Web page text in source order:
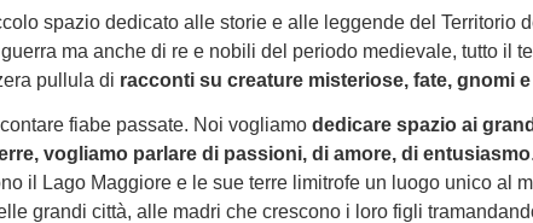
spazio dedicato alle storie e alle leggende del Territorio
ma anche di re e nobili del periodo medievale, tutto il
pullula di racconti su creature misteriose, fate, gnomi
fiabe passate. Noi vogliamo dedicare spazio ai
vogliamo parlare di passioni, di amore, di entusiasmo
il Lago Maggiore e le sue terre limitrofe un luogo unico al
grandi città, alle madri che crescono i loro figli